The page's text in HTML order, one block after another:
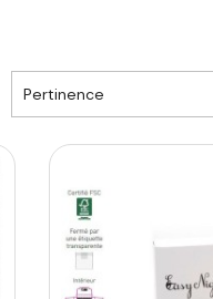
Pertinence